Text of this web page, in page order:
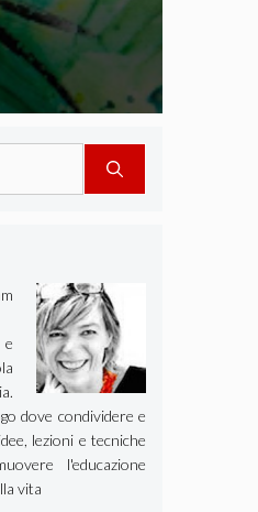
dove condividere e
lezioni e tecniche
l'educazione
vita